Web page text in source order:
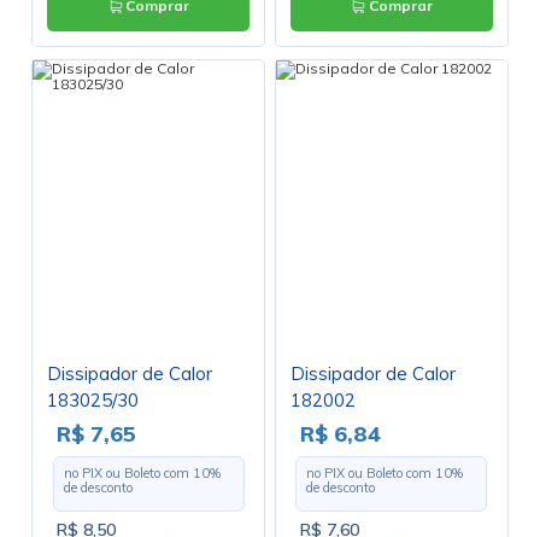
Comprar Comprar
Dissipador de Calor
183025/30
R$ 7,65
no PIX ou Boleto com 10%
de desconto
R$ 8,50
Dissipador de Calor
182002
R$ 6,84
no PIX ou Boleto com 10%
de desconto
R$ 7,60